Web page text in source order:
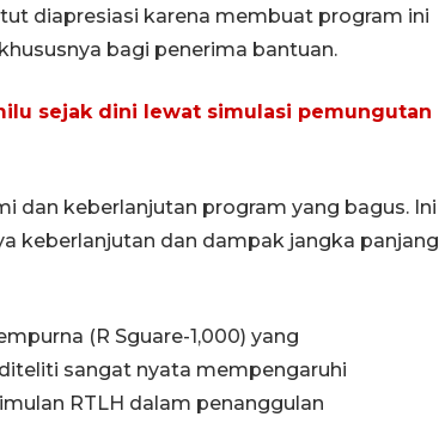
diapresiasi karena membuat program ini
bagi penerima bantuan.
sejak dini lewat simulasi pemungutan
dan keberlanjutan program yang bagus. Ini
keberlanjutan dan dampak jangka panjang
(R Sguare-1,000) yang
sangat nyata mempengaruhi
RTLH dalam penanggulan
kemarau di Kalimantan